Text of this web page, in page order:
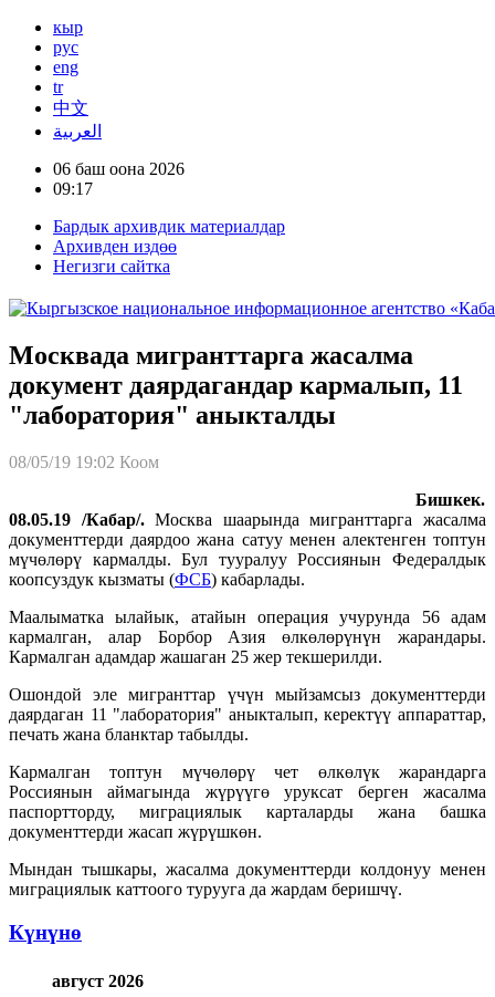
кыр
рус
eng
tr
中文
العربية
06 баш оона 2026
09:17
Бардык архивдик материалдар
Архивден издөө
Негизги сайтка
Москвада мигранттарга жасалма
документ даярдагандар кармалып, 11
"лаборатория" аныкталды
08/05/19 19:02 Коом
Бишкек.
08.05.19 /Кабар/.Москва шаарында мигранттарга жасалма
документтерди даярдоо жана сатуу менен алектенген топтун
мүчөлөрү кармалды. Бул тууралуу Россиянын Федералдык
коопсуздук кызматы (ФСБ) кабарлады.
Маалыматка ылайык, атайын операция учурунда 56 адам
кармалган, алар Борбор Азия өлкөлөрүнүн жарандары.
Кармалган адамдар жашаган 25 жер текшерилди.
Ошондой эле мигранттар үчүн мыйзамсыз документтерди
даярдаган 11 "лаборатория" аныкталып, керектүү аппараттар,
печать жана бланктар табылды.
Кармалган топтун мүчөлөрү чет өлкөлүк жарандарга
Россиянын аймагында жүрүүгө уруксат берген жасалма
паспортторду, миграциялык карталарды жана башка
документтерди жасап жүрүшкөн.
Мындан тышкары, жасалма документтерди колдонуу менен
миграциялык каттоого турууга да жардам беришчү.
Күнүнө
август 2026